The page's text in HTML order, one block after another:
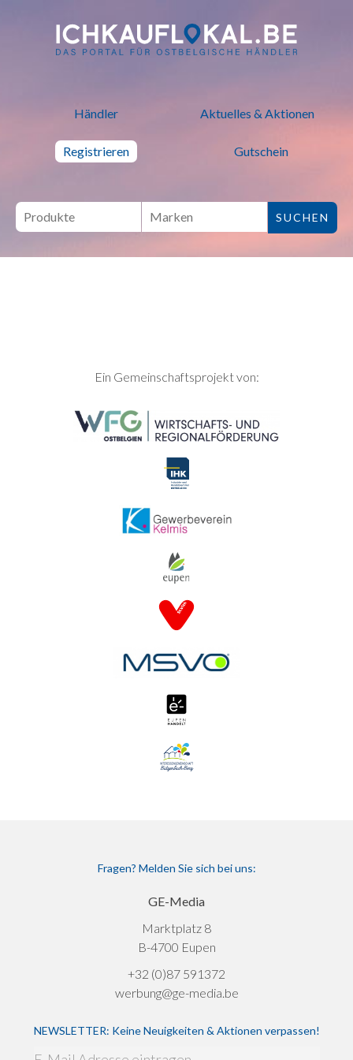
ich kauf lokal - Bei lokalen
Händler Aktuelles & Aktionen
Registrieren Gutschein
SEITENFUSSEin Gemeinschaftsprojekt von:
Fragen? Melden Sie sich bei uns:
GE-Media
Marktplatz 8
B-4700 Eupen
+32 (0)87 591372
werbung@ge-media.be
NEWSLETTER: Keine Neuigkeiten & Aktionen verpassen!